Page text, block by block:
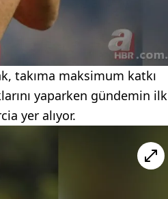
takıma maksimum katkı
yaparken gündemin ilk
yer alıyor.